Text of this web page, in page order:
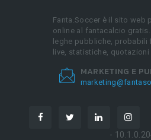
Fanta.Soccer è il sito web
online al fantacalcio gratis.
leghe pubbliche, probabili
live, statistiche, quotazioni
MARKETING E
-